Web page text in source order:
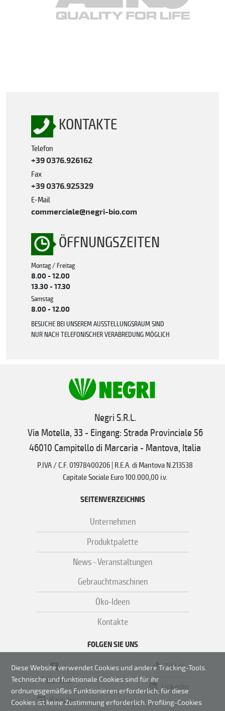
KONTAKTE
Telefon
+39 0376.926162
Fax
+39 0376.925329
E-Mail
commerciale@negri-bio.com
ÖFFNUNGSZEITEN
Montag / Freitag
8.00 - 12.00
13.30 - 17.30
Samstag
8.00 - 12.00
BESUCHE BEI UNSEREM AUSSTELLUNGSRAUM SIND
NUR NACH TELEFONISCHER VERABREDUNG MÖGLICH
Negri S.R.L.
Via Motella, 33 - Eingang: Strada Provinciale 56
46010 Campitello di Marcaria - Mantova, Italia
P.IVA / C.F. 01978400206 | R.E.A. di Mantova N.213538
Capitale Sociale Euro 100.000,00 i.v.
SEITENVERZEICHNIS
Unternehmen
Produktpalette
News - Veranstaltungen
Gebrauchtmaschinen
Öko-Ideen
Kontakte
FOLGEN SIE UNS
Facebook
Youtube
Tiktok
Linkedin
Diese Website verwendet Cookies und andere Tracking-Tools.
Technische und funktionale Cookies sind für ihr
ordnungsgemäßes Funktionieren erforderlich; für diese
Cookies ist keine Zustimmung erforderlich. Profiling-Cookies